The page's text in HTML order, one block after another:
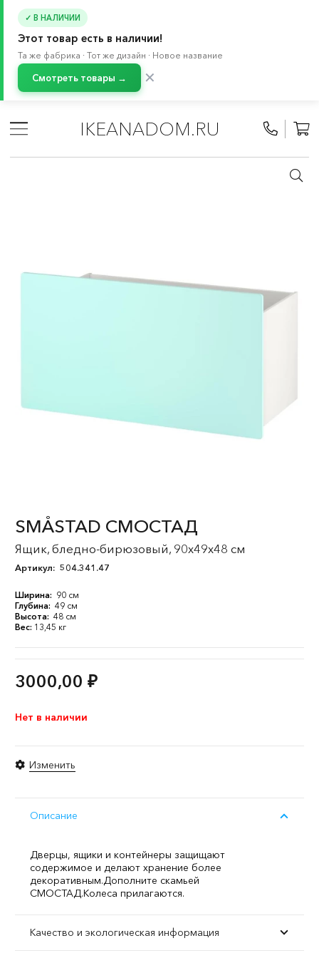
✓ В НАЛИЧИИ
Этот товар есть в наличии!
Та же фабрика · Тот же дизайн · Новое название
Смотреть товары → ✕
IKEANADOM.RU
Товары для малышей 0-2 лет / Хранение в детской
СМОСТАД система / Двери и ящики для СМОСТАД
SMÅSTAD СМОСТАД
Ящик, бледно-бирюзовый, 90x49x48 см
Артикул: 504.341.47
Ширина: 90 см
Глубина: 49 см
Высота: 48 см
Вес: 13,45 кг
3000,00 ₽
Нет в наличии
Изменить
Описание
Дверцы, ящики и контейнеры защищают
содержимое и делают хранение более
декоративным.Дополните скамьей
СМОСТАД.Колеса прилагаются.
Качество и экологическая информация